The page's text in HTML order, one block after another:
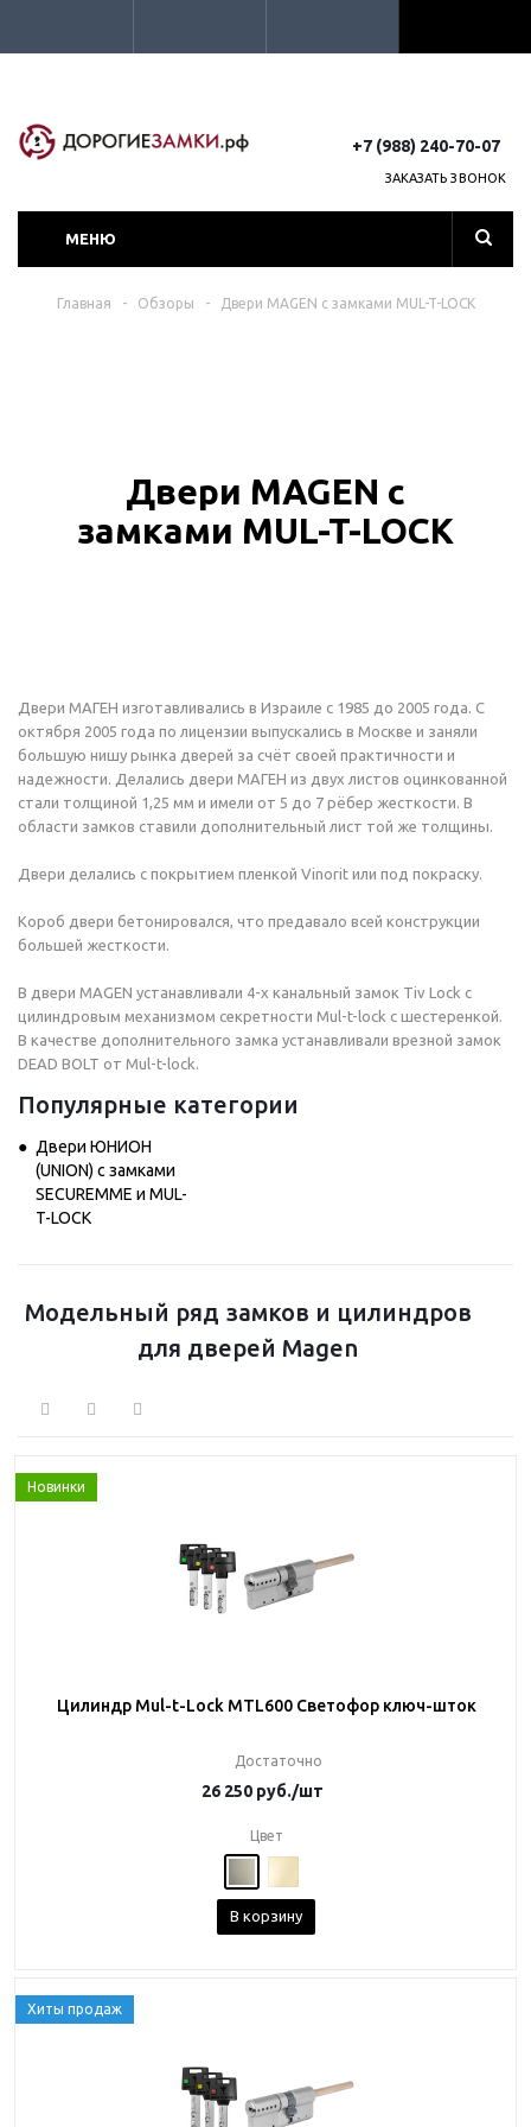
+7 (988) 240-70-07
ЗАКАЗАТЬ ЗВОНОК
МЕНЮ
Главная - Обзоры - Двери MAGEN с замками MUL-T-LOCK
Двери MAGEN с
замками MUL-T-LOCK
Двери МАГЕН изготавливались в Израиле с 1985 до 2005 года. С
октября 2005 года по лицензии выпускались в Москве и заняли
большую нишу рынка дверей за счёт своей практичности и
надежности. Делались двери МАГЕН из двух листов оцинкованной
стали толщиной 1,25 мм и имели от 5 до 7 рёбер жесткости. В
области замков ставили дополнительный лист той же толщины.
Двери делались с покрытием пленкой Vinorit или под покраску.
Короб двери бетонировался, что предавало всей конструкции
большей жесткости.
В двери MAGEN устанавливали 4-х канальный замок Tiv Lock с
цилиндровым механизмом секретности Mul-t-lock с шестеренкой.
В качестве дополнительного замка устанавливали врезной замок
DEAD BOLT от Mul-t-lock.
Популярные категории
Двери ЮНИОН
(UNION) с замками
SECUREMME и MUL-
T-LOCK
Модельный ряд замков и цилиндров
для дверей Magen
Новинки
Цилиндр Mul-t-Lock MTL600 Светофор ключ-шток
Достаточно
26 250руб./шт
Цвет
В корзину
Хиты продаж